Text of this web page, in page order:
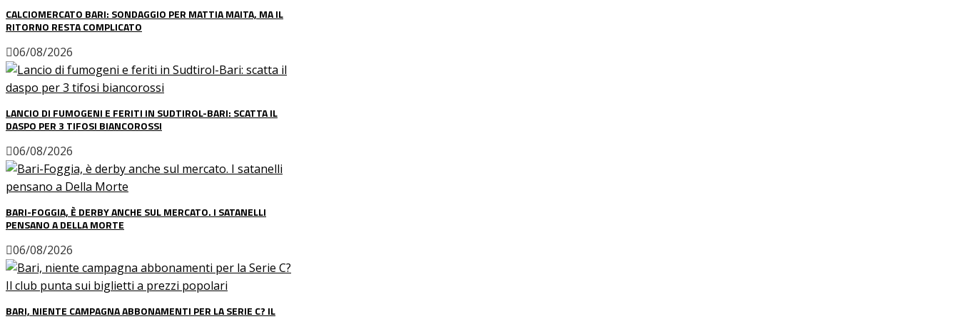
CALCIOMERCATO BARI: SONDAGGIO PER MATTIA MAITA, MA IL
RITORNO RESTA COMPLICATO
06/08/2026
LANCIO DI FUMOGENI E FERITI IN SUDTIROL-BARI: SCATTA IL
DASPO PER 3 TIFOSI BIANCOROSSI
06/08/2026
BARI-FOGGIA, È DERBY ANCHE SUL MERCATO. I SATANELLI
PENSANO A DELLA MORTE
06/08/2026
BARI, NIENTE CAMPAGNA ABBONAMENTI PER LA SERIE C? IL